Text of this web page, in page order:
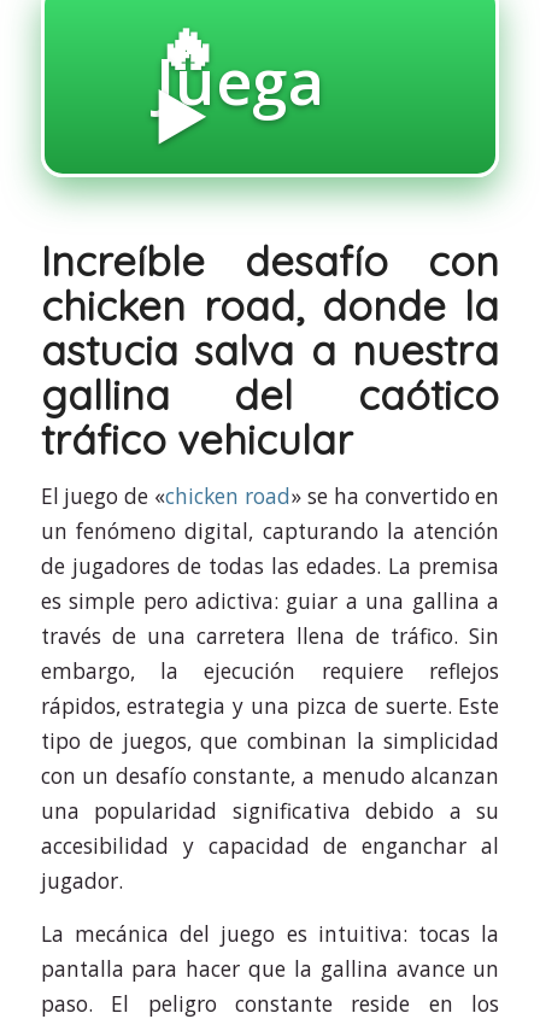
🔥
Juega
▶️
Increíble desafío con
chicken road, donde la
astucia salva a nuestra
gallina del caótico
tráfico vehicular
El juego de «chicken road» se ha convertido en
un fenómeno digital, capturando la atención
de jugadores de todas las edades. La premisa
es simple pero adictiva: guiar a una gallina a
través de una carretera llena de tráfico. Sin
embargo, la ejecución requiere reflejos
rápidos, estrategia y una pizca de suerte. Este
tipo de juegos, que combinan la simplicidad
con un desafío constante, a menudo alcanzan
una popularidad significativa debido a su
accesibilidad y capacidad de enganchar al
jugador.
La mecánica del juego es intuitiva: tocas la
pantalla para hacer que la gallina avance un
paso. El peligro constante reside en los